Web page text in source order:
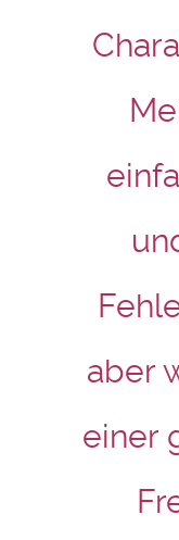
aber
einer